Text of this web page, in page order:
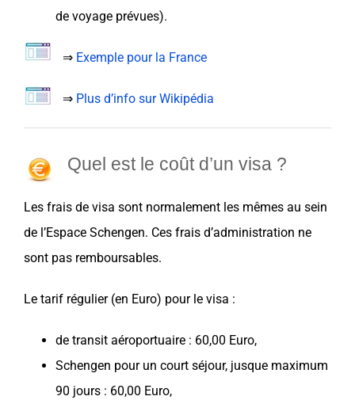
de voyage prévues).
⇒ Exemple pour la France
⇒ Plus d’info sur Wikipédia
Quel est le coût d’un visa ?
Les frais de visa sont normalement les mêmes au sein
de l’Espace Schengen. Ces frais d’administration ne
sont pas remboursables.
Le tarif régulier (en Euro) pour le visa :
de transit aéroportuaire : 60,00 Euro,
Schengen pour un court séjour, jusque maximum
90 jours : 60,00 Euro,